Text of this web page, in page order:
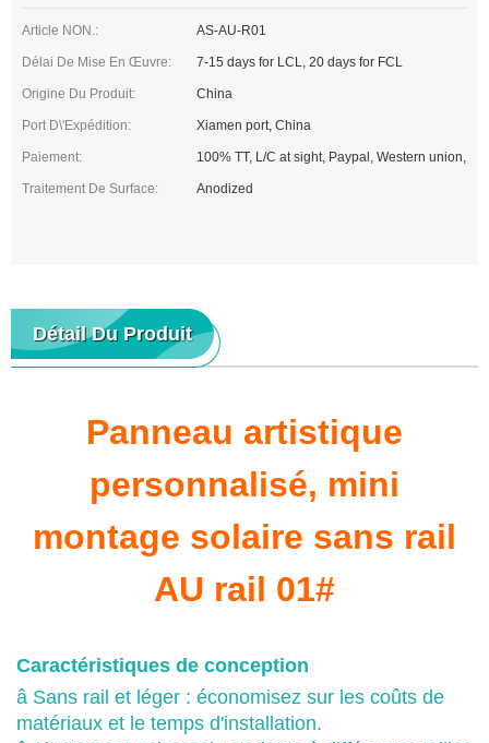
Article NON.: AS-AU-R01
Délai De Mise En Œuvre: 7-15 days for LCL, 20 days for FCL
Origine Du Produit: China
Port D\'expédition: Xiamen port, China
Paiement: 100% TT, L/C at sight, Paypal, Western union,
Traitement De Surface: Anodized
Détail Du Produit
Panneau artistique
personnalisé, mini
montage solaire sans rail
AU rail 01#
Caractéristiques de conception
â Sans rail et léger : économisez sur les coûts de
matériaux et le temps d'installation.